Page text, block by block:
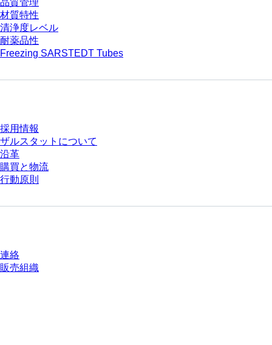
材質特性
清浄度レベル
耐薬品性
Freezing SARSTEDT Tubes
採用情報
ザルスタットについて
沿革
購買と物流
行動原則
連絡
販売組織